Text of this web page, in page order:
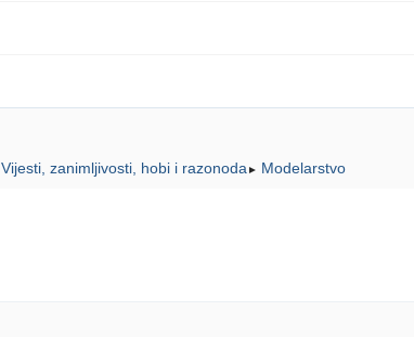
Vijesti, zanimljivosti, hobi i razonoda ► Modelarstvo